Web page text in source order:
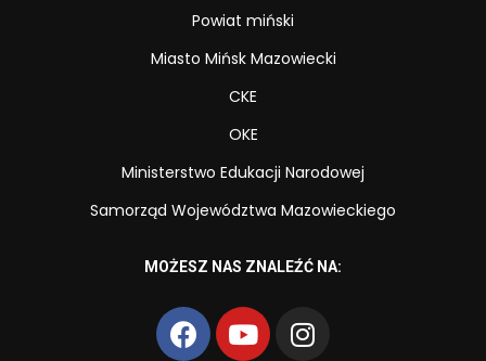
Powiat miński
Miasto Mińsk Mazowiecki
CKE
OKE
Ministerstwo Edukacji Narodowej
Samorząd Województwa Mazowieckiego
MOŻESZ NAS ZNALEŹĆ NA: